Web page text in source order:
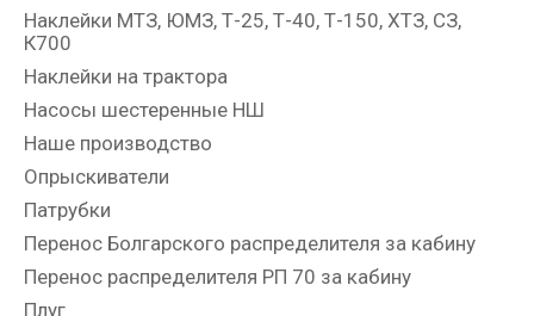
Наклейки МТЗ, ЮМЗ, Т-25, Т-40, Т-150, ХТЗ, СЗ,
К700
Наклейки на трактора
Насосы шестеренные НШ
Наше производство
Опрыскиватели
Патрубки
Перенос Болгарского распределителя за кабину
Перенос распределителя РП 70 за кабину
Плуг